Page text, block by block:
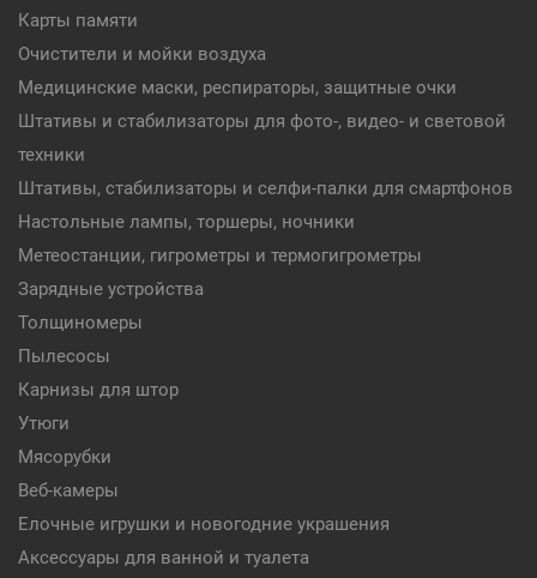
Карты памяти
Очистители и мойки воздуха
Медицинские маски, респираторы, защитные очки
Штативы и стабилизаторы для фото-, видео- и световой
техники
Штативы, стабилизаторы и селфи-палки для смартфонов
Настольные лампы, торшеры, ночники
Метеостанции, гигрометры и термогигрометры
Зарядные устройства
Толщиномеры
Пылесосы
Карнизы для штор
Утюги
Мясорубки
Веб-камеры
Елочные игрушки и новогодние украшения
Аксессуары для ванной и туалета